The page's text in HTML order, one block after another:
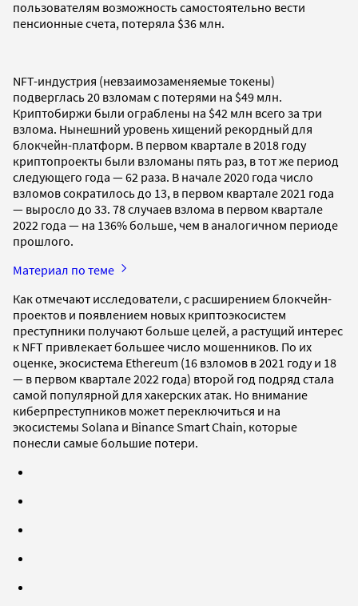
пользователям возможность самостоятельно вести
пенсионные счета, потеряла $36 млн.
NFT-индустрия (невзаимозаменяемые токены)
подверглась 20 взломам с потерями на $49 млн.
Криптобиржи были ограблены на $42 млн всего за три
взлома. Нынешний уровень хищений рекордный для
блокчейн-платформ. В первом квартале в 2018 году
криптопроекты были взломаны пять раз, в тот же период
следующего года — 62 раза. В начале 2020 года число
взломов сократилось до 13, в первом квартале 2021 года
— выросло до 33. 78 случаев взлома в первом квартале
2022 года — на 136% больше, чем в аналогичном периоде
прошлого.
Материал по теме
Как отмечают исследователи, с расширением блокчейн-
проектов и появлением новых криптоэкосистем
преступники получают больше целей, а растущий интерес
к NFT привлекает большее число мошенников. По их
оценке, экосистема Ethereum (16 взломов в 2021 году и 18
— в первом квартале 2022 года) второй год подряд стала
самой популярной для хакерских атак. Но внимание
киберпреступников может переключиться и на
экосистемы Solana и Binance Smart Chain, которые
понесли самые большие потери.